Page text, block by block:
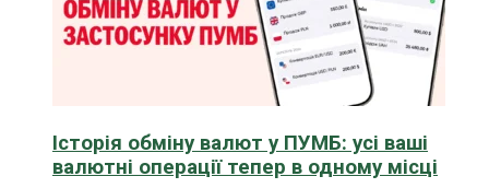
Історія обміну валют у ПУМБ: усі ваші
валютні операції тепер в одному місці